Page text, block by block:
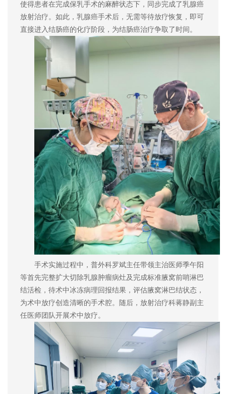
使得患者在完成保乳手术的麻醉状态下，同步完成了乳腺癌
放射治疗。如此，乳腺癌手术后，无需等待放疗恢复，即可
直接进入结肠癌的化疗阶段，为结肠癌治疗争取了时间。
手术实施过程中，普外科罗斌主任带领主治医师季午阳
等首先完整扩大切除乳腺肿瘤病灶及完成标准腋窝前哨淋巴
结活检，待术中冰冻病理回报结果，评估腋窝淋巴结状态，
为术中放疗创造清晰的手术腔。随后，放射治疗科蒋静副主
任医师团队开展术中放疗。